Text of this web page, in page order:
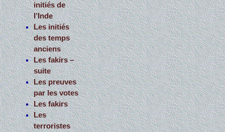
initiés de
l’Inde
Les initiés
des temps
anciens
Les fakirs –
suite
Les preuves
par les votes
Les fakirs
Les
terroristes